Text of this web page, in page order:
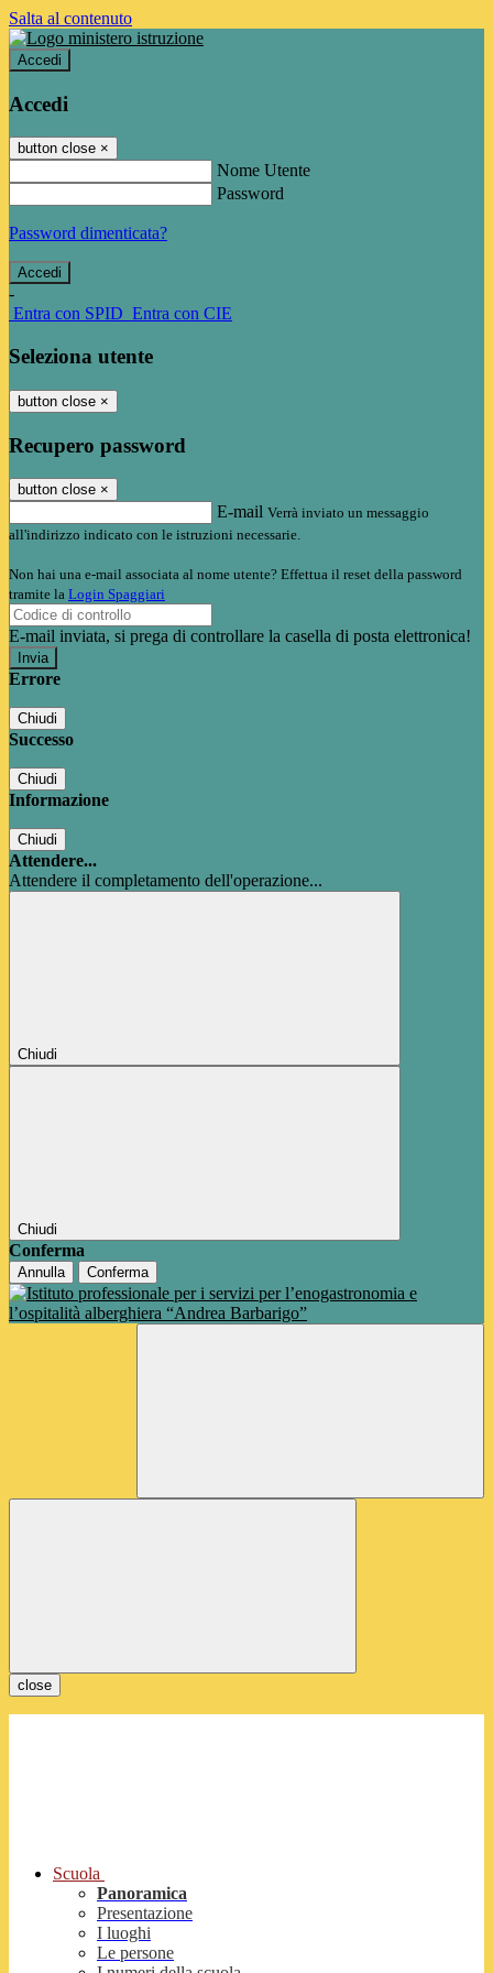
Salta al contenuto
Accedi
Accedi
button close ×
Nome Utente
Password
Password dimenticata?
-
Entra con SPID Entra con CIE
Seleziona utente
button close ×
Recupero password
button close ×
E-mail Verrà inviato un messaggio
all'indirizzo indicato con le istruzioni necessarie.
Non hai una e-mail associata al nome utente? Effettua il reset della password
tramite la Login Spaggiari
E-mail inviata, si prega di controllare la casella di posta elettronica!
Errore
Chiudi
Successo
Chiudi
Informazione
Chiudi
Attendere...
Attendere il completamento dell'operazione...
Chiudi
Chiudi
Conferma
Annulla Conferma
close
Scuola
Panoramica
Presentazione
I luoghi
Le persone